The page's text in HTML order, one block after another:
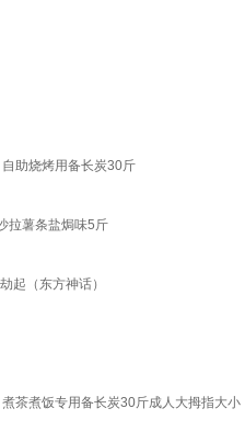
助烧烤用备长炭30斤
拉薯条盐焗味5斤
起（东方神话）
茶煮饭专用备长炭30斤成人大拇指大小